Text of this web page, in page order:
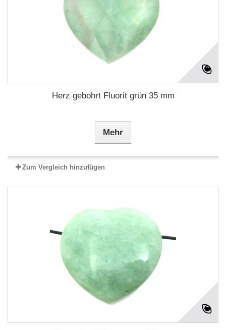
Herz gebohrt Fluorit grün 35 mm
Mehr
Zum Vergleich hinzufügen